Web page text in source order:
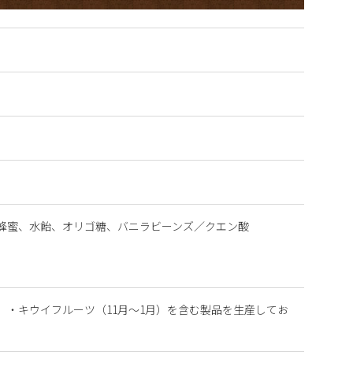
、水飴、オリゴ糖、バニラビーンズ／クエン酸
キウイフルーツ（11月～1月）を含む製品を生産してお